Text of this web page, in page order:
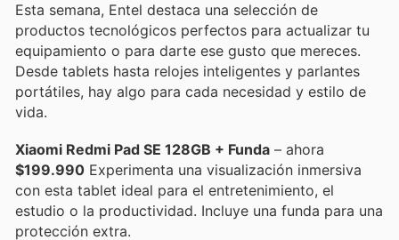
Esta semana, Entel destaca una selección de
productos tecnológicos perfectos para actualizar tu
equipamiento o para darte ese gusto que mereces.
Desde tablets hasta relojes inteligentes y parlantes
portátiles, hay algo para cada necesidad y estilo de
vida.
Xiaomi Redmi Pad SE 128GB + Funda – ahora
$199.990 Experimenta una visualización inmersiva
con esta tablet ideal para el entretenimiento, el
estudio o la productividad. Incluye una funda para una
protección extra.